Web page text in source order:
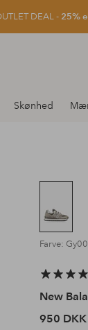
DEAL - 25%
Skønhed
Farve:
New
950 DKK